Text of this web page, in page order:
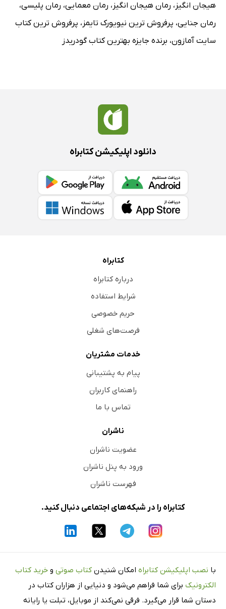
هیجان انگیز ، رمان هیجان انگیز ، رمان معمایی، رمان پلیسی،
رمان جنایی، پرفروش ترین نیویورک تایمز ، پرفروش ترین کتاب
سایت آمازون، برنده جایزه بهترین کتاب گودریدز
دانلود اپلیکیشن کتابراه
کتابراه
درباره کتابراه
شرایط استفاده
حریم خصوصی
فرصت‌های شغلی
خدمات مشتریان
پیام به پشتیبانی
راهنمای کاربران
تماس با ما
ناشران
عضویت ناشران
ورود به پنل ناشران
فهرست ناشران
کتابراه را در شبکه‌های اجتماعی دنبال کنید.
با نصب اپلیکیشن کتابراه امکان شنیدن کتاب صوتی و خرید کتاب
الکترونیک برای شما فراهم می‌شود و دنیایی از هزاران کتاب در
دستان شما قرار می‌گیرد. فرقی نمی‌کند از موبایل، تبلت یا رایانه